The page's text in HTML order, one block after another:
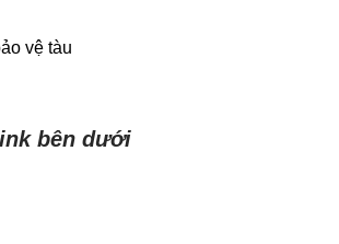
vệ tàu
bên dưới